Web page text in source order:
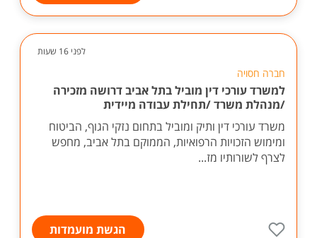
לפני 16 שעות
חברה חסויה
למשרד עורכי דין מוביל בתל אביב דרושה מזכירה
/מנהלת משרד /תחילת עבודה מיידית
משרד עורכי דין ותיק ומוביל בתחום נזקי הגוף, הביטוח
ומימוש הזכויות הרפואיות, הממוקם בתל אביב, מחפש
לצרף לשורותיו מז...
הגשת מועמדות